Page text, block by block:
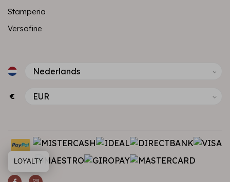
Stamperia
Versafine
€
LOYALTY